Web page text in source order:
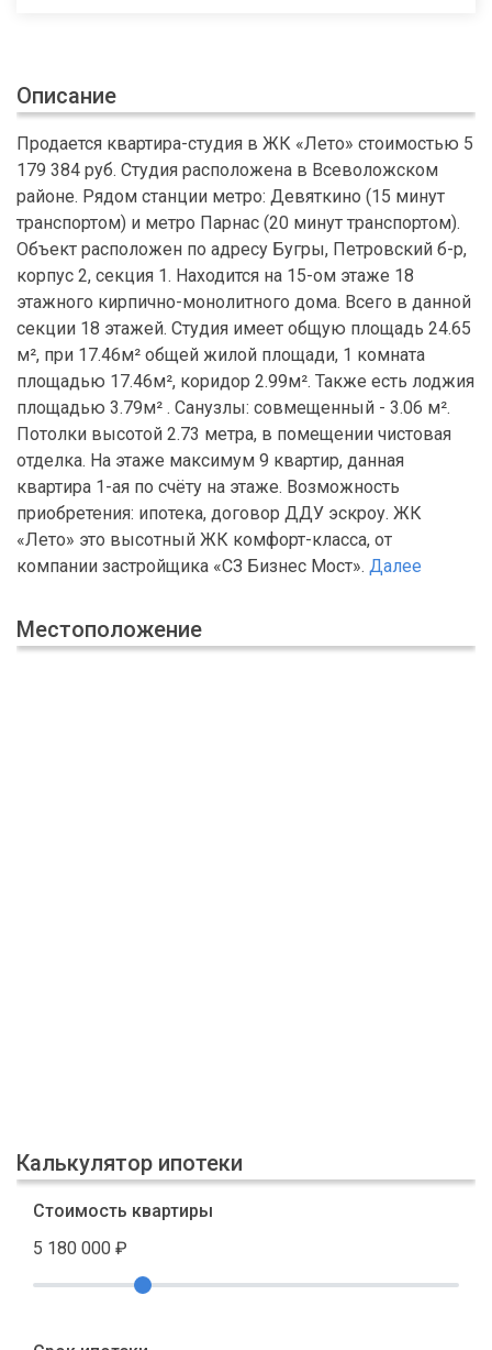
Описание
Продается квартира-студия в ЖК «Лето» стоимостью 5
179 384 руб. Студия расположена в Всеволожском
районе. Рядом станции метро: Девяткино (15 минут
транспортом) и метро Парнас (20 минут транспортом).
Объект расположен по адресу Бугры, Петровский б-р,
корпус 2, секция 1. Находится на 15-ом этаже 18
этажного кирпично-монолитного дома. Всего в данной
секции 18 этажей. Студия имеет общую площадь 24.65
м², при 17.46м² общей жилой площади, 1 комната
площадью 17.46м², коридор 2.99м². Также есть лоджия
площадью 3.79м² . Санузлы: совмещенный - 3.06 м².
Потолки высотой 2.73 метра, в помещении чистовая
отделка. На этаже максимум 9 квартир, данная
квартира 1-ая по счёту на этаже. Возможность
приобретения: ипотека, договор ДДУ эскроу. ЖК
«Лето» это высотный ЖК комфорт-класса, от
компании застройщика «СЗ Бизнес Мост». Далее
Местоположение
Калькулятор ипотеки
Стоимость квартиры
5 180 000 ₽